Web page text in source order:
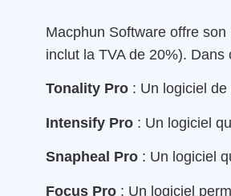
Macphun Software offre
inclut la TVA de 20%).
Tonality Pro : Un logiciel
Intensify Pro : Un logiciel
Snapheal Pro : Un logiciel
Focus Pro : Un logiciel